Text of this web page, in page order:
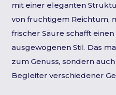
mit einer eleganten
von fruchtigem Reichtum,
frischer Säure schafft
ausgewogenen Stil. Das
zum Genuss, sondern
Begleiter verschiedener